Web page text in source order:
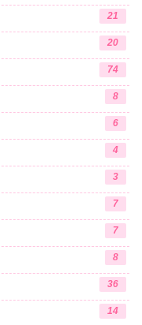
21
20
74
8
6
4
3
7
7
8
36
14